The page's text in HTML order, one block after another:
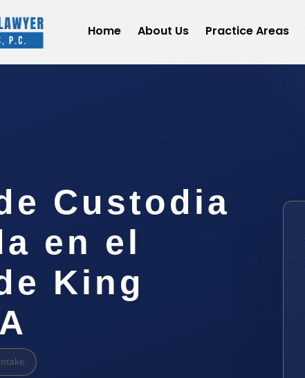
Home About Us Practice Areas
Custodia
en el
King
Intake